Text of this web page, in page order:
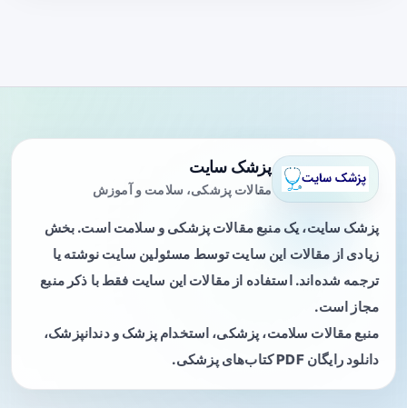
پزشک سایت
مقالات پزشکی، سلامت و آموزش
پزشک سایت، یک منبع مقالات پزشکی و سلامت است. بخش
زیادی از مقالات این سایت توسط مسئولین سایت نوشته یا
ترجمه شده‌اند. استفاده از مقالات این سایت فقط با ذکر منبع
مجاز است.
منبع مقالات سلامت، پزشکی، استخدام پزشک و دندانپزشک،
دانلود رایگان PDF کتاب‌های پزشکی.